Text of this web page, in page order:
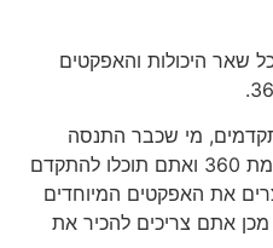
שאר היכולות והאפקטים
מי שכבר התנסה
בצילום 360. כמה ימים עם מצלמת 360 ואתם תוכלו להתקדם
את האפקטים המיוחדים
אתם צריכים להכיר את